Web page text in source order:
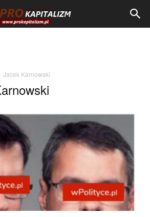
Jacek Karnowski